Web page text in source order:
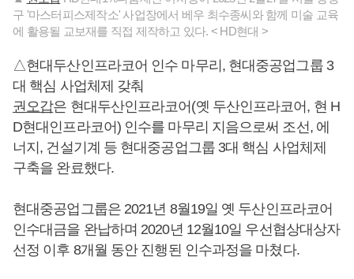
구 '마스터피스제작소' 사업장에서 베우 최수종씨와 함께 미술 교육
에 활용될 교보재를 직접 제작하고 있다. < HD현대 >
△현대두산인프라코어 인수 마무리, 현대중공업그룹 3
대 핵심 사업체제 갖춰
권오갑은 현대두산인프라코어(옛 두산인프라코어, 현 H
D현대인프라코어) 인수를 마무리 지음으로써 조선, 에
너지, 건설기계 등 현대중공업그룹 3대 핵심 사업체제
구축을 완료했다.
현대중공업그룹은 2021년 8월19일 옛 두산인프라코어
인수대금을 완납하며 2020년 12월10일 우선협상대상자
선정 이후 8개월 동안 진행된 인수과정을 마쳤다.